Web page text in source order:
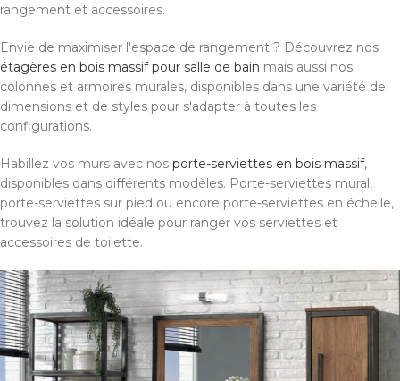
rangement et accessoires.
Envie de maximiser l'espace de rangement ? Découvrez nos
étagères en bois massif pour salle de bain mais aussi nos
colonnes et armoires murales, disponibles dans une variété de
dimensions et de styles pour s'adapter à toutes les
configurations.
Habillez vos murs avec nos porte-serviettes en bois massif,
disponibles dans différents modèles. Porte-serviettes mural,
porte-serviettes sur pied ou encore porte-serviettes en échelle,
trouvez la solution idéale pour ranger vos serviettes et
accessoires de toilette.